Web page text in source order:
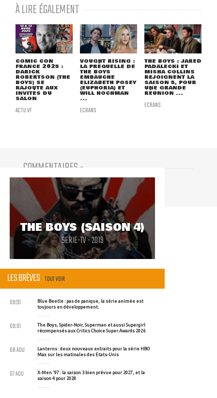
À LIRE ÉGALEMENT
COMIC CON
FRANCE 2025 :
DARICK
ROBERTSON (THE
BOYS) SE
RAJOUTE AUX
INVITÉS DU
SALON
ACTU VF
VOUGHT RISING :
LA PRÉQUELLE DE
THE BOYS
EMBAUCHE
ELIZABETH POSEY
(EUPHORIA) ET
WILL HOCHMAN
...
ECRANS
THE BOYS : JARED
PADALECKI ET
MISHA COLLINS
REJOIGNENT LA
SAISON 5, POUR
UNE GRANDE
RÉUNION ...
ECRANS
COMMENTAIRES (0)
Vous devez être connecté pour participer
THE BOYS (SAISON 4)
SERIE-TV - 2019
LES BRÈVES TOUT VOIR
Blue Beetle : pas de panique, la série animée est
toujours en développement.
09:20
The Boys, Spider-Noir, Superman et aussi Supergirl
récompensés aux Critics Choice Super Awards 2026
09:01
Lanterns : deux nouveaux extraits pour la série HBO
Max sur les matinales des Etats-Unis
08 AOU
X-Men '97 : la saison 3 bien prévue pour 2027, et la
saison 4 pour 2028
07 AOU